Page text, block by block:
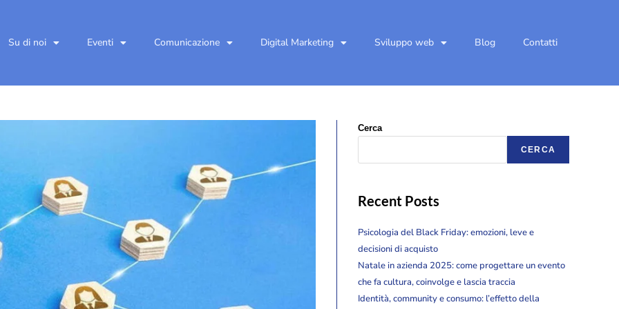
Su di noi Eventi Comunicazione Digital Marketing Sviluppo web Blog Contatti
Cerca
CERCA
Recent Posts
Psicologia del Black Friday: emozioni, leve e
decisioni di acquisto
Natale in azienda 2025: come progettare un evento
che fa cultura, coinvolge e lascia traccia
Identità, community e consumo: l’effetto della